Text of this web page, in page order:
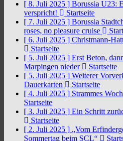
[ 8. Juli 2025 ] Borussia U23:
verspricht!
Startseite
[ 7. Juli 2025 ] Borussia
roses, no pleasure cruise
[ 6. Juli 2025 ] Christmann-
Startseite
[ 5. Juli 2025 ] Erst Beton,
Marpingen nieder
Startseite
[ 5. Juli 2025 ] Weiterer
Dauerkarten
Startseite
[ 4. Juli 2025 ] Strammes
Startseite
[ 3. Juli 2025 ] Ein Schritt
Startseite
[ 2. Juli 2025 ] „Vom
Sommertag beim SCL“